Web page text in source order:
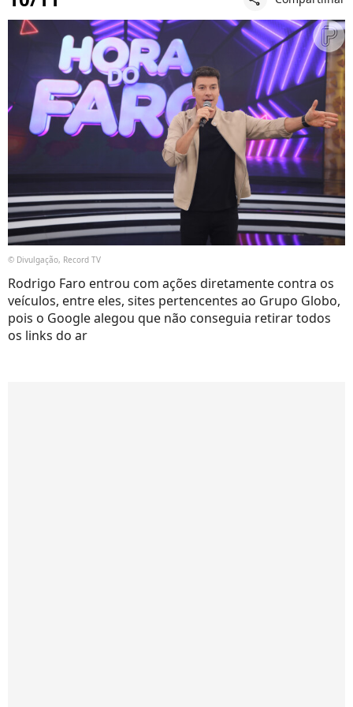
© Divulgação, Record TV
Rodrigo Faro entrou com ações diretamente contra os
veículos, entre eles, sites pertencentes ao Grupo Globo,
pois o Google alegou que não conseguia retirar todos
os links do ar